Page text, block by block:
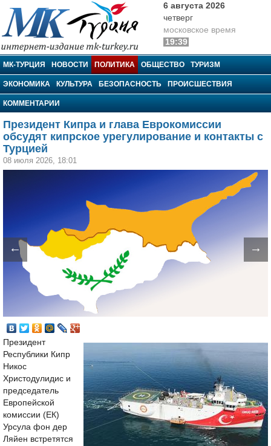
МК-Турция
6 августа 2026
четверг
московское время
19:39
МК-ТУРЦИЯ НОВОСТИ ПОЛИТИКА ОБЩЕСТВО ТУРИЗМ
ЭКОНОМИКА КУЛЬТУРА БЕЗОПАСНОСТЬ ПРОИСШЕСТВИЯ
КОММЕНТАРИИ
Президент Кипра и глава Еврокомиссии
обсудят кипрское урегулирование и контакты с
Турцией
08 июля 2026, 18:01
← →
Президент
Республики Кипр
Никос
Христодулидис и
председатель
Европейской
комиссии (ЕК)
Урсула фон дер
Ляйен встретятся